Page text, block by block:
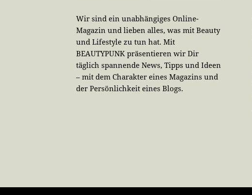
Wir sind ein unabhängiges Online-
Magazin und lieben alles, was mit Beauty
und Lifestyle zu tun hat. Mit
BEAUTYPUNK präsentieren wir Dir
täglich spannende News, Tipps und Ideen
– mit dem Charakter eines Magazins und
der Persönlichkeit eines Blogs.